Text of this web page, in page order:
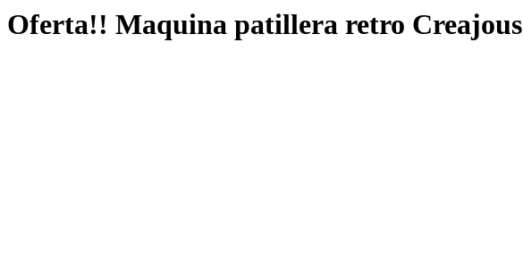
Oferta!! Maquina patillera retro Creajous